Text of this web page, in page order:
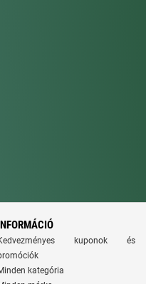
kuponok és
kategória